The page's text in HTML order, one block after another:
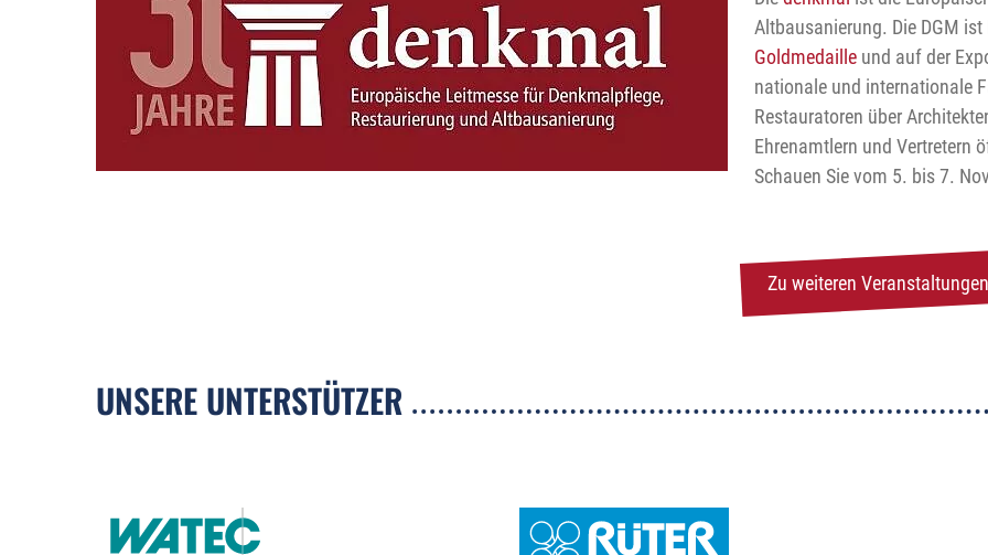
Altbausanierung. Die DGM
Goldmedaille und auf der
nationale und internationale
Restauratoren über
Ehrenamtlern und Vertretern
Schauen Sie vom 5. bis 7.
Zu weiteren
UNSERE UNTERSTÜTZER